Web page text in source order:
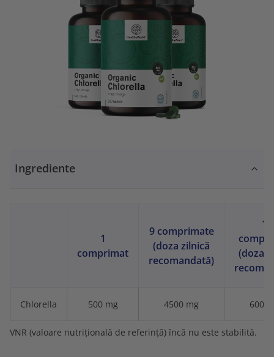
Ingrediente
1
comprimat
9 comprimate
(doza zilnică
recomandată)
12
(doza
Chlorella 500 mg 4500 mg 6000
VNR (valoare nutrițională de referință) încă nu este stabilită.